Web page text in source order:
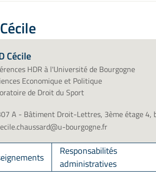
Cécile
HDR à l'Université de Bourgogne
Economique et Politique
de Droit du Sport
A - Bâtiment Droit-Lettres, 3ème étage 4,
bourgogne.fr
Responsabilités
administratives